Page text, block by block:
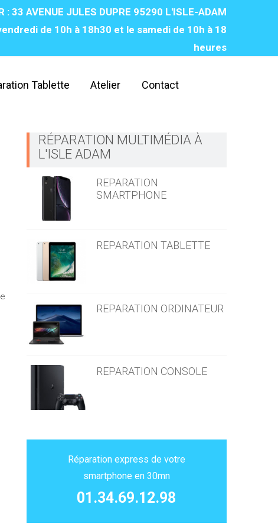
: 33 AVENUE JULES DUPRE 95290 L'ISLE-ADAM
de 10h à 18h30 et le samedi de 10h à 18
heures‌
Tablette Atelier Contact
RÉPARATION MULTIMÉDIA À
L'ISLE ADAM
REPARATION
SMARTPHONE
REPARATION TABLETTE
REPARATION ORDINATEUR
REPARATION CONSOLE
Réparation express de votre
smartphone en 30mn
01.34.69.12.98